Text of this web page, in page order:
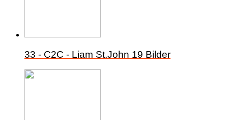
33 - C2C - Liam St.John 19 Bilder